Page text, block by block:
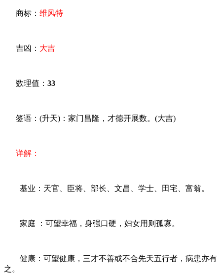
商标： 维风特
吉凶： 大吉
数理值： 33
签语：(升天)：家门昌隆，才德开展数。(大吉)
详解：
基业：天官、臣将、部长、文昌、学士、田宅、富翁。
家庭 ：可望幸福，身强口硬，妇女用则孤寡。
健康：可望健康，三才不善或不合先天五行者，病患亦有
之。